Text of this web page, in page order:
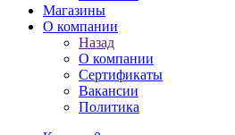
Магазины
О компании
Назад
О компании
Сертификаты
Вакансии
Политика